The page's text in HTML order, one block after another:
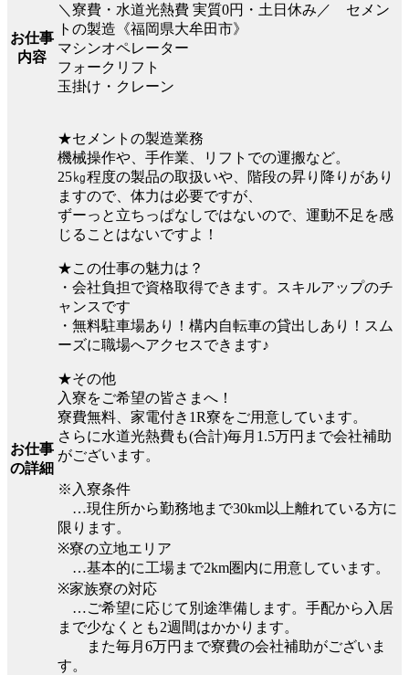
お仕事
内容
＼寮費・水道光熱費 実質0円・土日休み／ セメン
トの製造《福岡県大牟田市》
マシンオペレーター
フォークリフト
玉掛け・クレーン
お仕事
の詳細
★セメントの製造業務
機械操作や、手作業、リフトでの運搬など。
25㎏程度の製品の取扱いや、階段の昇り降りがあり
ますので、体力は必要ですが、
ずーっと立ちっぱなしではないので、運動不足を感
じることはないですよ！
★この仕事の魅力は？
・会社負担で資格取得できます。スキルアップのチ
ャンスです
・無料駐車場あり！構内自転車の貸出しあり！スム
ーズに職場へアクセスできます♪
★その他
入寮をご希望の皆さまへ！
寮費無料、家電付き1R寮をご用意しています。
さらに水道光熱費も(合計)毎月1.5万円まで会社補助
がございます。
※入寮条件
…現住所から勤務地まで30km以上離れている方に
限ります。
※寮の立地エリア
…基本的に工場まで2km圏内に用意しています。
※家族寮の対応
…ご希望に応じて別途準備します。手配から入居
まで少なくとも2週間はかかります。
また毎月6万円まで寮費の会社補助がございま
す。